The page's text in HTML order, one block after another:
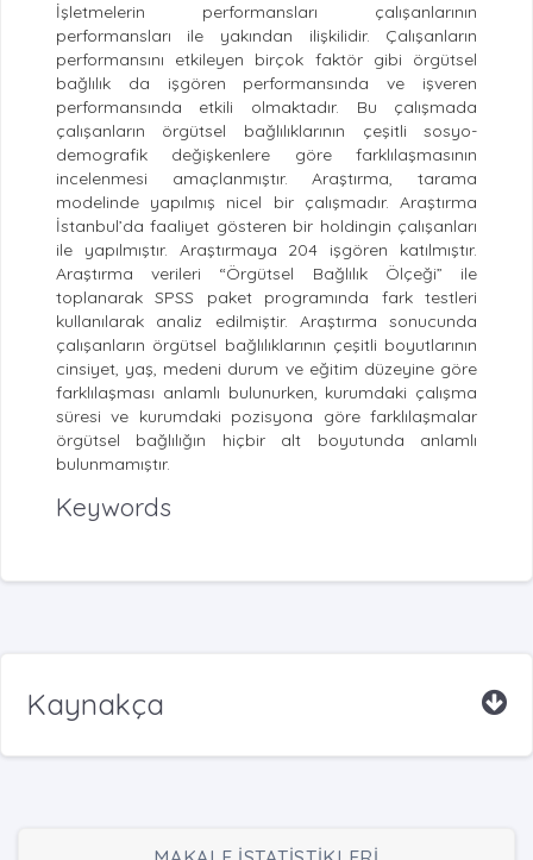
İşletmelerin performansları çalışanlarının
performansları ile yakından ilişkilidir. Çalışanların
performansını etkileyen birçok faktör gibi örgütsel
bağlılık da işgören performansında ve işveren
performansında etkili olmaktadır. Bu çalışmada
çalışanların örgütsel bağlılıklarının çeşitli sosyo-
demografik değişkenlere göre farklılaşmasının
incelenmesi amaçlanmıştır. Araştırma, tarama
modelinde yapılmış nicel bir çalışmadır. Araştırma
İstanbul’da faaliyet gösteren bir holdingin çalışanları
ile yapılmıştır. Araştırmaya 204 işgören katılmıştır.
Araştırma verileri “Örgütsel Bağlılık Ölçeği” ile
toplanarak SPSS paket programında fark testleri
kullanılarak analiz edilmiştir. Araştırma sonucunda
çalışanların örgütsel bağlılıklarının çeşitli boyutlarının
cinsiyet, yaş, medeni durum ve eğitim düzeyine göre
farklılaşması anlamlı bulunurken, kurumdaki çalışma
süresi ve kurumdaki pozisyona göre farklılaşmalar
örgütsel bağlılığın hiçbir alt boyutunda anlamlı
bulunmamıştır.
Keywords
Kaynakça